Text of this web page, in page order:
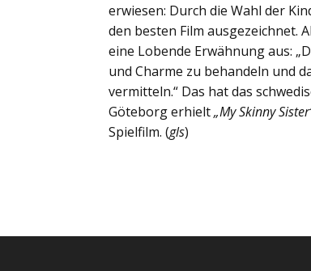
erwiesen: Durch die Wahl der
den besten Film ausgezeichnet.
eine Lobende Erwähnung aus:
und Charme zu behandeln und
vermitteln.“ Das hat das
Göteborg erhielt„My Skinny
Spielfilm. (gls)